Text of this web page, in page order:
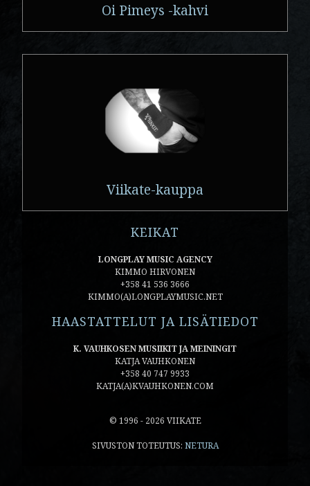
Oi Pimeys -kahvi
Viikate-kauppa
KEIKAT
LONGPLAY MUSIC AGENCY
KIMMO HIRVONEN
+358 41 536 3666
KIMMO(A)LONGPLAYMUSIC.NET
HAASTATTELUT JA LISÄTIEDOT
K. VAUHKOSEN MUSIIKIT JA MEININGIT
KATJA VAUHKONEN
+358 40 747 9933
KATJA(A)KVAUHKONEN.COM
© 1996 - 2026 VIIKATE
SIVUSTON TOTEUTUS: NETURA